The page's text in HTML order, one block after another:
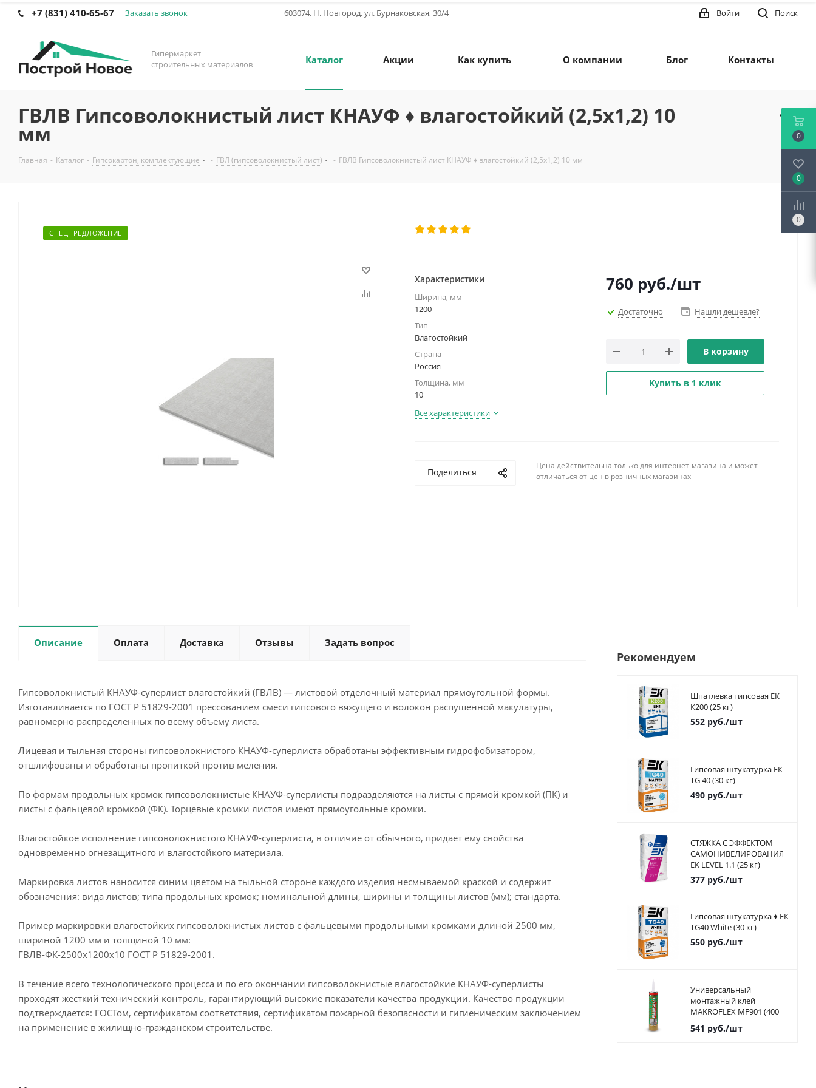
+7 (831) 410-65-67 Заказать звонок 603074, Н. Новгород, ул. Бурнаковская, 30/4 Поиск
Войти
Гипермаркет
строительных материалов
Каталог Акции Как купить О компании Блог Контакты
ГВЛВ Гипсоволокнистый лист КНАУФ ♦ влагостойкий (2,5х1,2) 10
мм
Главная - Каталог - Гипсокартон, комплектующие - ГВЛ (гипсоволокнистый лист) - ГВЛВ Гипсоволокнистый лист КНАУФ ♦ влагостойкий (2,5х1,2) 10 мм
СПЕЦПРЕДЛОЖЕНИЕ
Характеристики
Ширина, мм
1200
Тип
Влагостойкий
Страна
Россия
Толщина, мм
10
Все характеристики
760 руб./шт
Достаточно Нашли дешевле?
В корзину
Купить в 1 клик
Поделиться
Цена действительна только для интернет-магазина и может
отличаться от цен в розничных магазинах
Описание Оплата Доставка Отзывы Задать вопрос
Гипсоволокнистый КНАУФ-суперлист влагостойкий (ГВЛВ) — листовой отделочный материал прямоугольной формы.
Изготавливается по ГОСТ Р 51829-2001 прессованием смеси гипсового вяжущего и волокон распушенной макулатуры,
равномерно распределенных по всему объему листа.
Лицевая и тыльная стороны гипсоволокнистого КНАУФ-суперлиста обработаны эффективным гидрофобизатором,
отшлифованы и обработаны пропиткой против меления.
По формам продольных кромок гипсоволокнистые КНАУФ-суперлисты подразделяются на листы с прямой кромкой (ПК) и
листы с фальцевой кромкой (ФК). Торцевые кромки листов имеют прямоугольные кромки.
Влагостойкое исполнение гипсоволокнистого КНАУФ-суперлиста, в отличие от обычного, придает ему свойства
одновременно огнезащитного и влагостойкого материала.
Маркировка листов наносится синим цветом на тыльной стороне каждого изделия несмываемой краской и содержит
обозначения: вида листов; типа продольных кромок; номинальной длины, ширины и толщины листов (мм); стандарта.
Пример маркировки влагостойких гипсоволокнистых листов с фальцевыми продольными кромками длиной 2500 мм,
шириной 1200 мм и толщиной 10 мм:
ГВЛВ-ФК-2500х1200х10 ГОСТ Р 51829-2001.
В течение всего технологического процесса и по его окончании гипсоволокнистые влагостойкие КНАУФ-суперлисты
проходят жесткий технический контроль, гарантирующий высокие показатели качества продукции. Качество продукции
подтверждается: ГОСТом, сертификатом соответствия, сертификатом пожарной безопасности и гигиеническим заключением
на применение в жилищно-гражданском строительстве.
Рекомендуем
Шпатлевка гипсовая ЕК
К200 (25 кг)
552руб./шт
Гипсовая штукатурка ЕК
TG 40 (30 кг)
490руб./шт
СТЯЖКА С ЭФФЕКТОМ
САМОНИВЕЛИРОВАНИЯ
ЕК LEVEL 1.1 (25 кг)
377руб./шт
Гипсовая штукатурка ♦ ЕК
TG40 White (30 кг)
550руб./шт
Универсальный
монтажный клей
MAKROFLEX MF901 (400
541 руб./шт
0
0
0